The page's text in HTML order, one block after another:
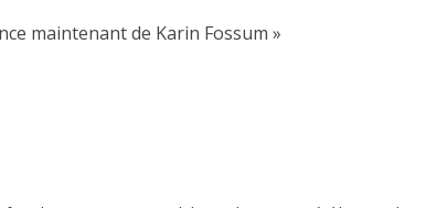
maintenant de Karin Fossum »